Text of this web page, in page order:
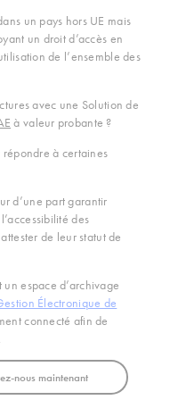
un pays hors UE mais
un droit d’accès en
de l’ensemble des
avec une Solution de
à valeur probante ?
répondre à certaines
d’une part garantir
des
de leur statut de
un espace d’archivage
Électronique de
connecté afin de
nous maintenant